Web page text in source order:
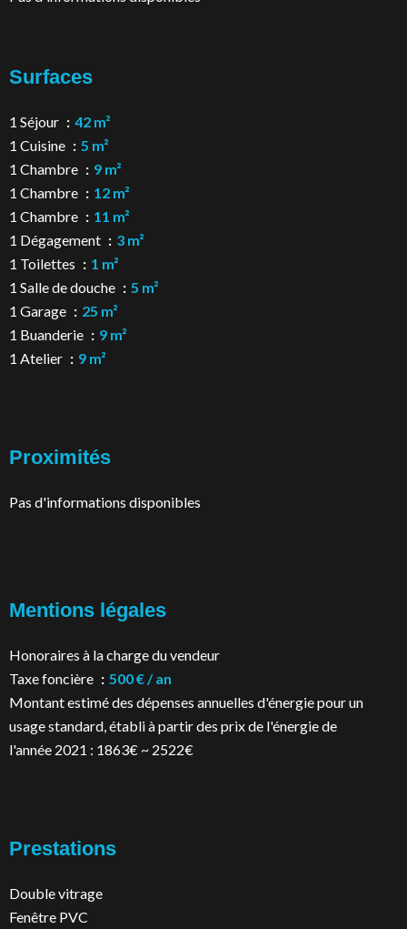
Surfaces
1 Séjour
42 m²
1 Cuisine
5 m²
1 Chambre
9 m²
1 Chambre
12 m²
1 Chambre
11 m²
1 Dégagement
3 m²
1 Toilettes
1 m²
1 Salle de douche
5 m²
1 Garage
25 m²
1 Buanderie
9 m²
1 Atelier
9 m²
Proximités
Pas d'informations disponibles
Mentions légales
Honoraires à la charge du vendeur
Taxe foncière
500 € / an
Montant estimé des dépenses annuelles d'énergie pour un
usage standard, établi à partir des prix de l'énergie de
l'année 2021 : 1863€ ~ 2522€
Prestations
Double vitrage
Fenêtre PVC